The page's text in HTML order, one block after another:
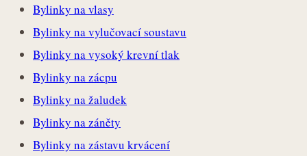
Bylinky na vlasy
Bylinky na vylučovací soustavu
Bylinky na vysoký krevní tlak
Bylinky na zácpu
Bylinky na žaludek
Bylinky na záněty
Bylinky na zástavu krvácení